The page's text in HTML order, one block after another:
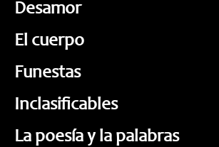
Desamor
El cuerpo
Funestas
Inclasificables
La poesía y la palabras